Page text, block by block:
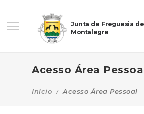
Junta de Freguesia
Montalegre
Acesso Área
Início Acesso Área Pessoal